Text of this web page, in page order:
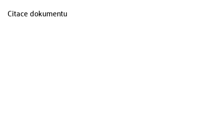
Citace dokumentu